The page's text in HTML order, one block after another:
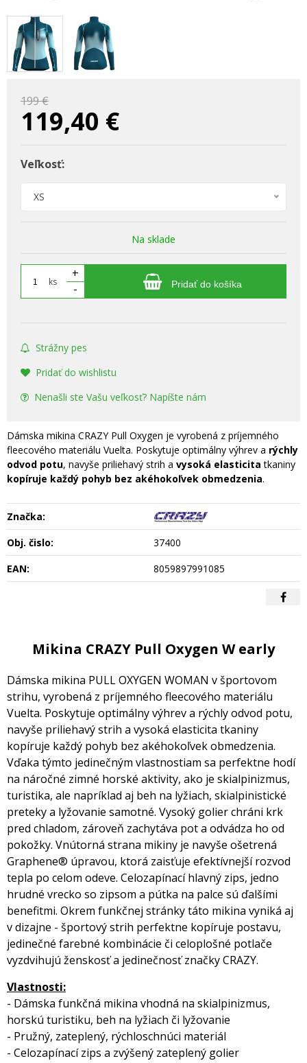
199 €
119,40 €
Veľkosť:
XS
Na sklade
ks
+
-
Pridať do košíka
Strážny pes
Pridať do wishlistu
Nenašli ste Vašu veľkosť? Napíšte nám
Dámska mikina CRAZY Pull Oxygen je vyrobená z príjemného
fleecového materiálu Vuelta. Poskytuje optimálny výhrev a rýchly
odvod potu, navyše priliehavý strih a vysoká elasticita tkaniny
kopíruje každý pohyb bez akéhokoľvek obmedzenia.
Značka:
Obj. čislo:
37400
EAN:
8059897991085
Mikina CRAZY Pull Oxygen W early
Dámska mikina PULL OXYGEN WOMAN v športovom
strihu, vyrobená z príjemného fleecového materiálu
Vuelta. Poskytuje optimálny výhrev a rýchly odvod potu,
navyše priliehavý strih a vysoká elasticita tkaniny
kopíruje každý pohyb bez akéhokoľvek obmedzenia.
Vďaka týmto jedinečným vlastnostiam sa perfektne hodí
na náročné zimné horské aktivity, ako je skialpinizmus,
turistika, ale napríklad aj beh na lyžiach, skialpinistické
preteky a lyžovanie samotné. Vysoký golier chráni krk
pred chladom, zároveň zachytáva pot a odvádza ho od
pokožky. Vnútorná strana mikiny je navyše ošetrená
Graphene® úpravou, ktorá zaisťuje efektívnejší rozvod
tepla po celom odeve. Celozapínací hlavný zips, jedno
hrudné vrecko so zipsom a pútka na palce sú ďalšími
benefitmi. Okrem funkčnej stránky táto mikina vyniká aj
v dizajne - športový strih perfektne kopíruje postavu,
jedinečné farebné kombinácie či celoplošné potlače
vyzdvihujú ženskosť a jedinečnosť značky CRAZY.
Vlastnosti:
- Dámska funkčná mikina vhodná na skialpinizmus,
horskú turistiku, beh na lyžiach či lyžovanie
- Pružný, zateplený, rýchloschnúci materiál
- Celozapínací zips a zvýšený zateplený golier